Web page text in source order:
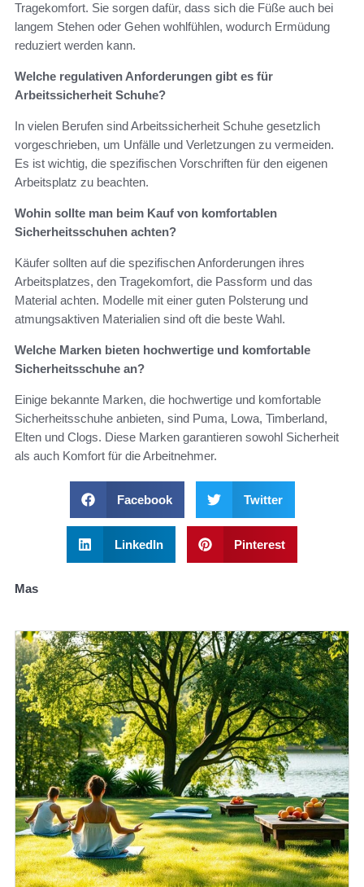
Tragekomfort. Sie sorgen dafür, dass sich die Füße auch bei
langem Stehen oder Gehen wohlfühlen, wodurch Ermüdung
reduziert werden kann.
Welche regulativen Anforderungen gibt es für
Arbeitssicherheit Schuhe?
In vielen Berufen sind Arbeitssicherheit Schuhe gesetzlich
vorgeschrieben, um Unfälle und Verletzungen zu vermeiden.
Es ist wichtig, die spezifischen Vorschriften für den eigenen
Arbeitsplatz zu beachten.
Wohin sollte man beim Kauf von komfortablen
Sicherheitsschuhen achten?
Käufer sollten auf die spezifischen Anforderungen ihres
Arbeitsplatzes, den Tragekomfort, die Passform und das
Material achten. Modelle mit einer guten Polsterung und
atmungsaktiven Materialien sind oft die beste Wahl.
Welche Marken bieten hochwertige und komfortable
Sicherheitsschuhe an?
Einige bekannte Marken, die hochwertige und komfortable
Sicherheitsschuhe anbieten, sind Puma, Lowa, Timberland,
Elten und Clogs. Diese Marken garantieren sowohl Sicherheit
als auch Komfort für die Arbeitnehmer.
Facebook Twitter
LinkedIn Pinterest
Mas